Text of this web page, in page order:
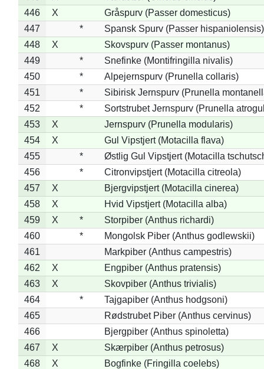
446
X
Gråspurv (Passer domesticus)
447
*
Spansk Spurv (Passer hispaniolensis)
448
X
Skovspurv (Passer montanus)
449
*
Snefinke (Montifringilla nivalis)
450
*
Alpejernspurv (Prunella collaris)
451
*
Sibirisk Jernspurv (Prunella
452
*
Sortstrubet Jernspurv (Prunella
453
X
Jernspurv (Prunella modularis)
454
X
Gul Vipstjert (Motacilla flava)
455
*
Østlig Gul Vipstjert (Motacilla
456
*
Citronvipstjert (Motacilla citreola)
457
X
Bjergvipstjert (Motacilla cinerea)
458
X
Hvid Vipstjert (Motacilla alba)
459
X *
Storpiber (Anthus richardi)
460
*
Mongolsk Piber (Anthus godlewskii)
461
Markpiber (Anthus campestris)
462
X
Engpiber (Anthus pratensis)
463
X
Skovpiber (Anthus trivialis)
464
*
Tajgapiber (Anthus hodgsoni)
465
Rødstrubet Piber (Anthus cervinus)
466
Bjergpiber (Anthus spinoletta)
467
X
Skærpiber (Anthus petrosus)
468
X
Bogfinke (Fringilla coelebs)